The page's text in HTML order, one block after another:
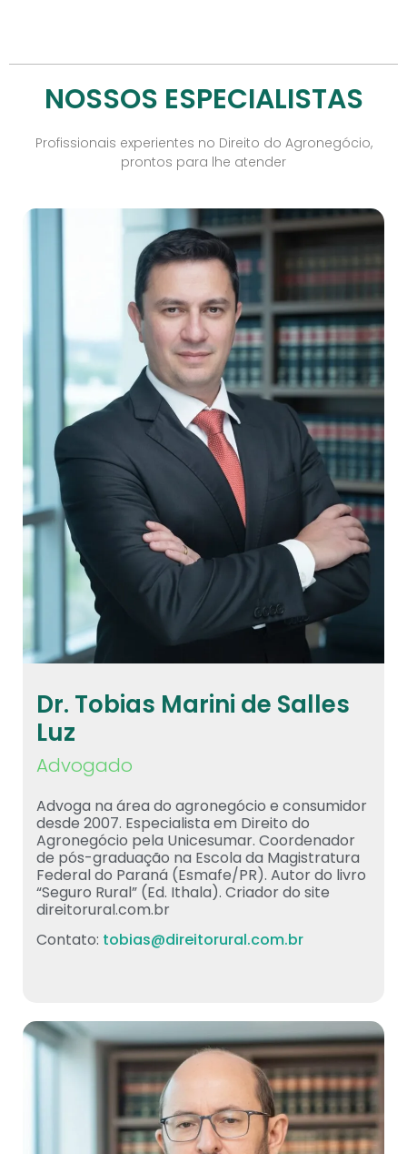
NOSSOS ESPECIALISTAS
Profissionais experientes no Direito do Agronegócio,
prontos para lhe atender
Dr. Tobias Marini de Salles
Luz
Advogado
Advoga na área do agronegócio e consumidor
desde 2007. Especialista em Direito do
Agronegócio pela Unicesumar. Coordenador
de pós-graduação na Escola da Magistratura
Federal do Paraná (Esmafe/PR). Autor do livro
“Seguro Rural” (Ed. Ithala). Criador do site
direitorural.com.br
Contato: tobias@direitorural.com.br